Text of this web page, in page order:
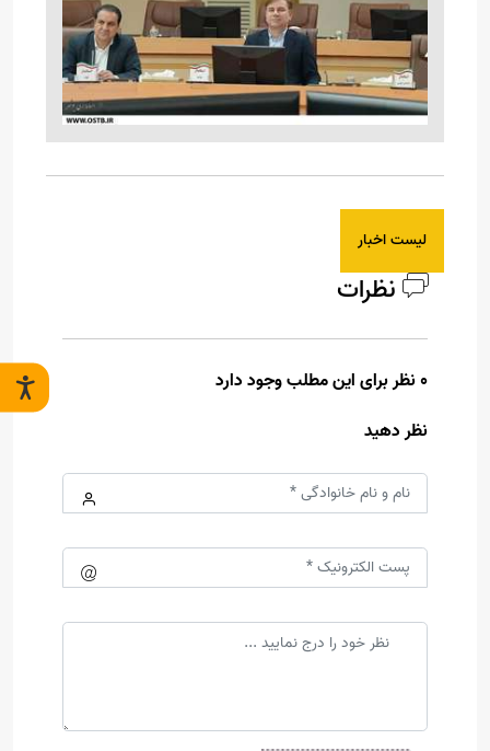
لیست اخبار
نظرات
0 نظر برای این مطلب وجود دارد
نظر دهید